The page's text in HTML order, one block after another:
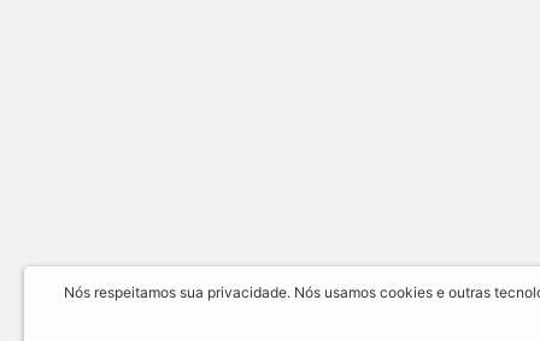
Nós respeitamos sua privacidade. Nós usamos cookies e outras